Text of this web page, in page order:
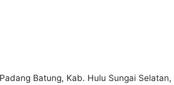
Batung, Kab. Hulu Sungai